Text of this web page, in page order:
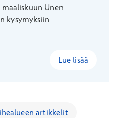
Unen
kysymyksiin
Lue lisää
artikkelit